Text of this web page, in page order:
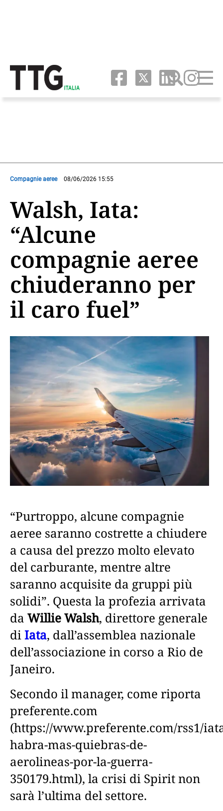
Compagnie aeree 08/06/2026 15:55
Walsh, Iata:
“Alcune
compagnie aeree
chiuderanno per
il caro fuel”
“Purtroppo, alcune compagnie
aeree saranno costrette a chiudere
a causa del prezzo molto elevato
del carburante, mentre altre
saranno acquisite da gruppi più
solidi”. Questa la profezia arrivata
da Willie Walsh, direttore generale
diIata, dall’assemblea nazionale
dell’associazione in corso a Rio de
Janeiro.
Secondo il manager, come riporta
preferente.com
(https://www.preferente.com/rss1/
habra-mas-quiebras-de-
aerolineas-por-la-guerra-
350179.html), la crisi di Spirit non
sarà l’ultima del settore.